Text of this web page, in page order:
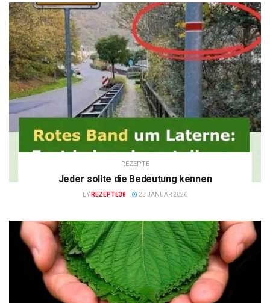
REZEPTE
Jeder sollte die Bedeutung kennen
BY REZEPTE38 23 JANUAR 2026